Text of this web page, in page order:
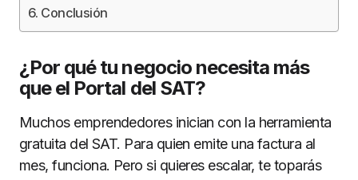
Conclusión
¿Por qué tu negocio necesita más
que el Portal del SAT?
Muchos emprendedores inician con la herramienta
gratuita del SAT. Para quien emite una factura al
mes, funciona. Pero si quieres escalar, te toparás